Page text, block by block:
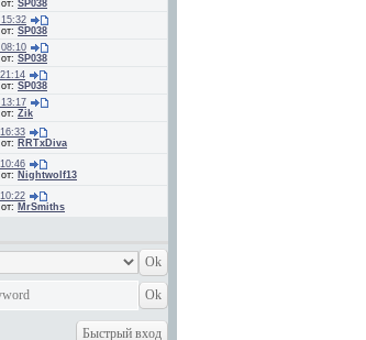
SP038
SP038
SP038
SP038
Zik
RRTxDiva
Nightwolf13
MrSmiths